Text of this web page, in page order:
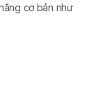
cơ bản như